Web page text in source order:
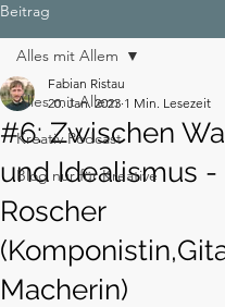
Beitrag
Alles mit Allem
Kreativ Podcast
Blog nur für Kreative
Alles mit Allem
#6: Zwischen
und Idealismus -
Roscher
Macherin)
Fabian Ristau
20. Jan. 2023 1 Min. Lesezeit